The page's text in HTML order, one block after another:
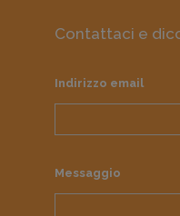
Contattaci e
Indirizzo email
Messaggio